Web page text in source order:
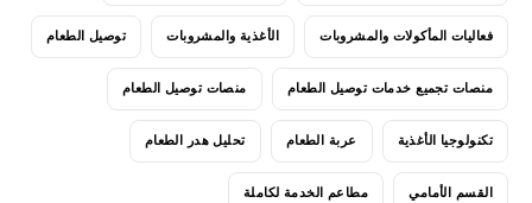
فعاليات المأكولات والمشروبات الأغذية والمشروبات توصيل الطعام
منصات تجميع خدمات توصيل الطعام منصات توصيل الطعام
تكنولوجيا الأغذية عربة الطعام تحليل هدر الطعام
القسم الأمامي مطاعم الخدمة لكاملة